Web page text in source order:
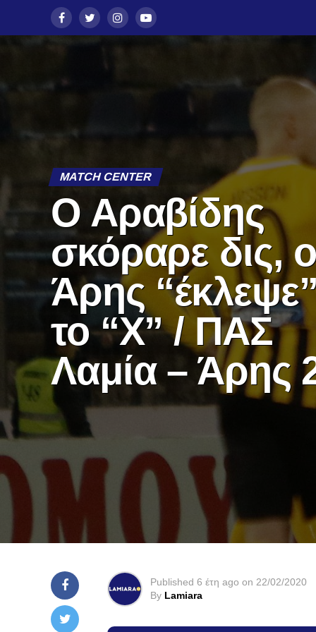
MATCH CENTER
Ο Αραβίδης
σκόραρε δις,
Άρης
το “Χ” / ΠΑΣ
Λαμία – Άρης
Published 6 έτη ago on 22/02/2020
By Lamiara